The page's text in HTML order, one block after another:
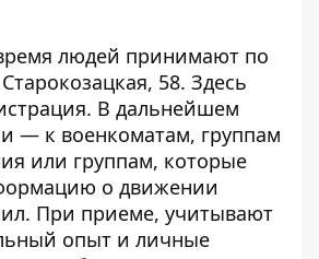
людей принимают по
58. Здесь
В дальнейшем
— к военкоматам, группам
или группам, которые
о движении
При приеме, учитывают
опыт и личные